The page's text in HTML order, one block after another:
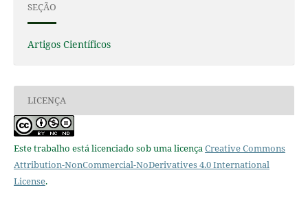
SEÇÃO
Artigos Científicos
LICENÇA
Este trabalho está licenciado sob uma licençaCreative Commons
Attribution-NonCommercial-NoDerivatives 4.0 International
License.